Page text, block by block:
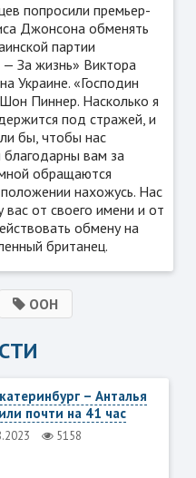
попросили премьер-
Джонсона обменять
партии
За жизнь» Виктора
Украине. «Господин
Пиннер. Насколько я
под стражей, и
бы, чтобы нас
вам за
обращаются
нахожусь. Нас
от своего имени и от
обмену на
британец.
ООН
– Анталья
почти на 41 час
5158